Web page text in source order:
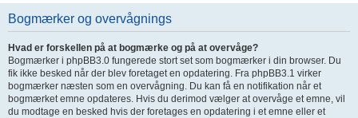
Bogmærker og overvågnings
Hvad er forskellen på at bogmærke og på at overvåge?
Bogmærker i phpBB3.0 fungerede stort set som bogmærker i din browser. Du
fik ikke besked når der blev foretaget en opdatering. Fra phpBB3.1 virker
bogmærker næsten som en overvågning. Du kan få en notifikation når et
bogmærket emne opdateres. Hvis du derimod vælger at overvåge et emne, vil
du modtage en besked hvis der foretages en opdatering i et emne eller et